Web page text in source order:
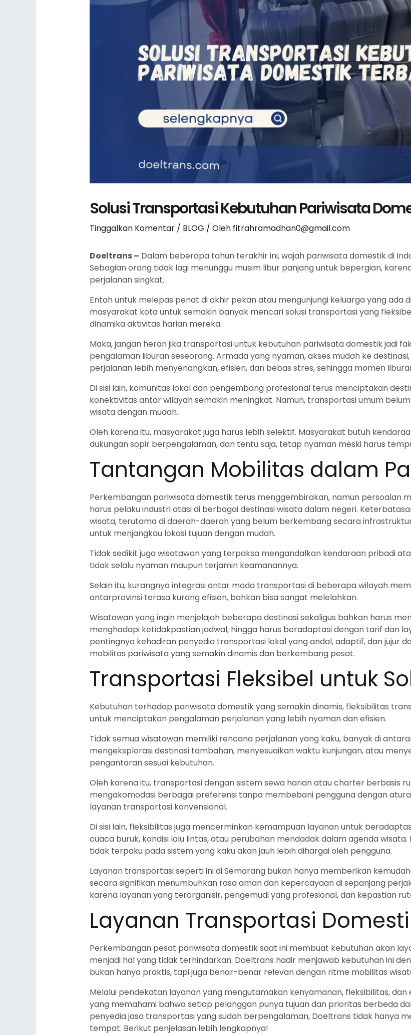
Solusi Transportasi Kebutuhan Pariwisata
Tinggalkan Komentar / BLOG / Oleh fitrahramadhan0@gmail.com
Doeltrans – Dalam beberapa tahun terakhir ini, wajah pariwisata domestik di
Sebagian orang tidak lagi menunggu musim libur panjang untuk bepergian,
perjalanan singkat.
Entah untuk melepas penat di akhir pekan atau mengunjungi keluarga yang ada
masyarakat kota untuk semakin banyak mencari solusi transportasi yang
dinamika aktivitas harian mereka.
Maka, jangan heran jika transportasi untuk kebutuhan pariwisata domestik jadi
pengalaman liburan seseorang. Armada yang nyaman, akses mudah ke
perjalanan lebih menyenangkan, efisien, dan bebas stres, sehingga momen
Di sisi lain, komunitas lokal dan pengembang profesional terus menciptakan
konektivitas antar wilayah semakin meningkat. Namun, transportasi umum
wisata dengan mudah.
Oleh karena itu, masyarakat juga harus lebih selektif. Masyarakat butuh
dukungan sopir berpengalaman, dan tentu saja, tetap nyaman meski harus
Tantangan Mobilitas dalam
Perkembangan pariwisata domestik terus menggembirakan, namun persoalan
harus pelaku industri atasi di berbagai destinasi wisata dalam negeri.
wisata, terutama di daerah-daerah yang belum berkembang secara
untuk menjangkau lokasi tujuan dengan mudah.
Tidak sedikit juga wisatawan yang terpaksa mengandalkan kendaraan pribadi
tidak selalu nyaman maupun terjamin keamanannya.
Selain itu, kurangnya integrasi antar moda transportasi di beberapa wilayah
antarprovinsi terasa kurang efisien, bahkan bisa sangat melelahkan.
Wisatawan yang ingin menjelajah beberapa destinasi sekaligus bahkan harus
menghadapi ketidakpastian jadwal, hingga harus beradaptasi dengan tarif dan
pentingnya kehadiran penyedia transportasi lokal yang andal, adaptif, dan jujur
mobilitas pariwisata yang semakin dinamis dan berkembang pesat.
Transportasi Fleksibel untuk
Kebutuhan terhadap pariwisata domestik yang semakin dinamis, fleksibilitas
untuk menciptakan pengalaman perjalanan yang lebih nyaman dan efisien.
Tidak semua wisatawan memiliki rencana perjalanan yang kaku, banyak di
mengeksplorasi destinasi tambahan, menyesuaikan waktu kunjungan, atau
pengantaran sesuai kebutuhan.
Oleh karena itu, transportasi dengan sistem sewa harian atau charter berbasis
mengakomodasi berbagai preferensi tanpa membebani pengguna dengan
layanan transportasi konvensional.
Di sisi lain, fleksibilitas juga mencerminkan kemampuan layanan untuk
cuaca buruk, kondisi lalu lintas, atau perubahan mendadak dalam agenda
tidak terpaku pada sistem yang kaku akan jauh lebih dihargai oleh pengguna.
Layanan transportasi seperti ini di Semarang bukan hanya memberikan
secara signifikan menumbuhkan rasa aman dan kepercayaan di sepanjang
karena layanan yang terorganisir, pengemudi yang profesional, dan kepastian
Layanan Transportasi
Perkembangan pesat pariwisata domestik saat ini membuat kebutuhan akan
menjadi hal yang tidak terhindarkan. Doeltrans hadir menjawab kebutuhan ini
bukan hanya praktis, tapi juga benar-benar relevan dengan ritme mobilitas
Melalui pendekatan layanan yang mengutamakan kenyamanan, fleksibilitas,
yang memahami bahwa setiap pelanggan punya tujuan dan prioritas berbeda
penyedia jasa transportasi yang sudah berpengalaman, Doeltrans tidak hanya
tempat. Berikut penjelasan lebih lengkapnya!